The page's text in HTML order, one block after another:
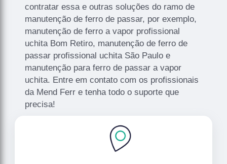
contratar essa e outras soluções do ramo de
manutenção de ferro de passar, por exemplo,
manutenção de ferro a vapor profissional
uchita Bom Retiro, manutenção de ferro de
passar profissional uchita São Paulo e
manutenção para ferro de passar a vapor
uchita. Entre em contato com os profissionais
da Mend Ferr e tenha todo o suporte que
precisa!